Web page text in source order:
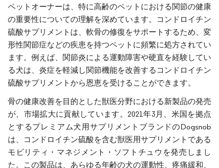
ペットオーナーは、特に高齢のペットにおける関節の健康
の重要性についての理解を深めています。コンドロイチン
硫酸サプリメントは、軟骨の修復をサポートするため、変
形性関節症などの疾患を持つペットに頻繁に処方されてい
ます。例えば、関節炎による運動障害や硬直を経験してい
る犬は、炎症を軽減し関節機能を改善するコンドロイチン
硫酸サプリメントから恩恵を受けることができます。
骨の健康改善を目的とした獣医分野における新製品の発売
が、市場拡大に貢献しています。2021年3月、米国を拠点
とするプレミアム犬用サプリメントブランドのDogsnob
は、コンドロイチン硫酸を含む獣医用サプリメントである
モビリティ・マネジメント・ソフトチュウを発売しまし
た。この製品は、あらゆる年齢の犬の運動性、疼痛緩和、